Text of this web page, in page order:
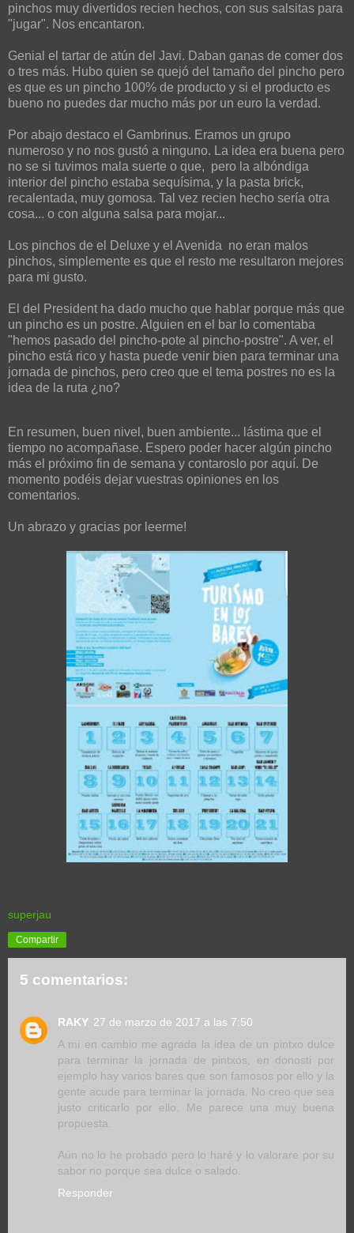
pinchos muy divertidos recien hechos, con sus salsitas para
"jugar". Nos encantaron.
Genial el tartar de atún del Javi. Daban ganas de comer dos
o tres más. Hubo quien se quejó del tamaño del pincho pero
es que es un pincho 100% de producto y si el producto es
bueno no puedes dar mucho más por un euro la verdad.
Por abajo destaco el Gambrinus. Eramos un grupo
numeroso y no nos gustó a ninguno. La idea era buena pero
no se si tuvimos mala suerte o que, pero la albóndiga
interior del pincho estaba sequísima, y la pasta brick,
recalentada, muy gomosa. Tal vez recien hecho sería otra
cosa... o con alguna salsa para mojar...
Los pinchos de el Deluxe y el Avenida no eran malos
pinchos, simplemente es que el resto me resultaron mejores
para mi gusto.
El del President ha dado mucho que hablar porque más que
un pincho es un postre. Alguien en el bar lo comentaba
"hemos pasado del pincho-pote al pincho-postre". A ver, el
pincho está rico y hasta puede venir bien para terminar una
jornada de pinchos, pero creo que el tema postres no es la
idea de la ruta ¿no?
En resumen, buen nivel, buen ambiente... lástima que el
tiempo no acompañase. Espero poder hacer algún pincho
más el próximo fin de semana y contaroslo por aquí. De
momento podéis dejar vuestras opiniones en los
comentarios.
Un abrazo y gracias por leerme!
superjau
Compartir
5 comentarios:
RAKY 27 de marzo de 2017 a las 7:50
A mi en cambio me agrada la idea de un pintxo dulce
para terminar la jornada de pintxos, en donosti por
ejemplo hay varios bares que son famosos por ello y la
gente acude para terminar la jornada. No creo que sea
justo criticarlo por ello. Me parece una muy buena
propuesta.
Aún no lo he probado pero lo haré y lo valorare por su
sabor no porque sea dulce o salado.
Responder